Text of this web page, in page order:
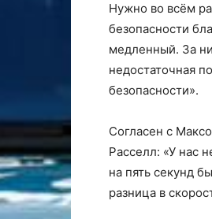
Нужно во всём
безопасности
медленный. За
недостаточная
безопасности».
Согласен с
Расселл: «У нас
на пять секунд
разница в